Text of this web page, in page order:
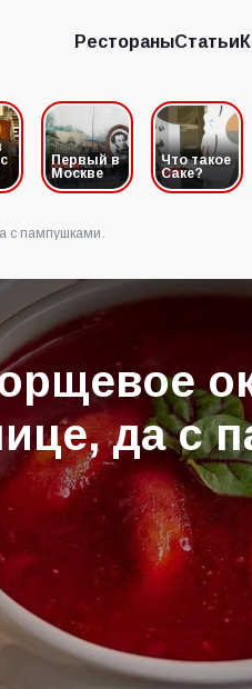
РестораныСтатьи
РестораныСтатьи
Первый в
Москве
Что такое
Саке?
с пампушками.
да с